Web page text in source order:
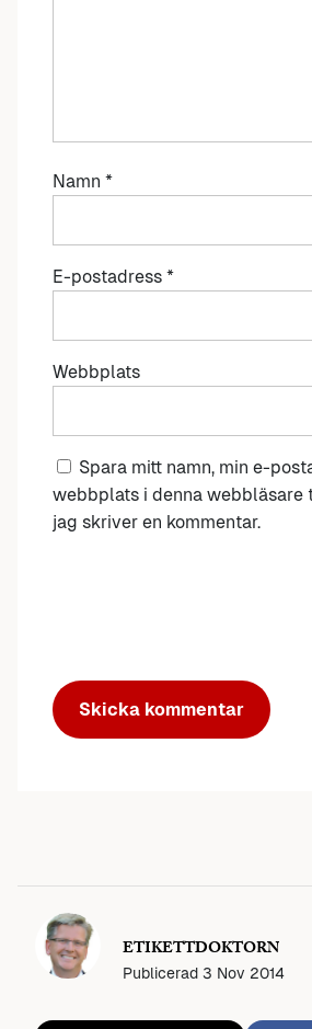
Namn *
E-postadress *
Webbplats
Spara mitt namn, min e-
webbplats i denna webbläsare
jag skriver en kommentar.
ETIKETTDOKTORN
Publicerad 3 Nov 2014